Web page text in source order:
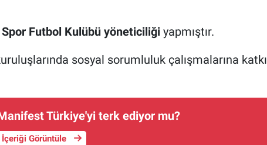
Futbol Kulübü yöneticiliğiyapmıştır.
sosyal sorumluluk çalışmalarına katkı
Türkiye'yi terk ediyor mu?
İçeriği Görüntüle